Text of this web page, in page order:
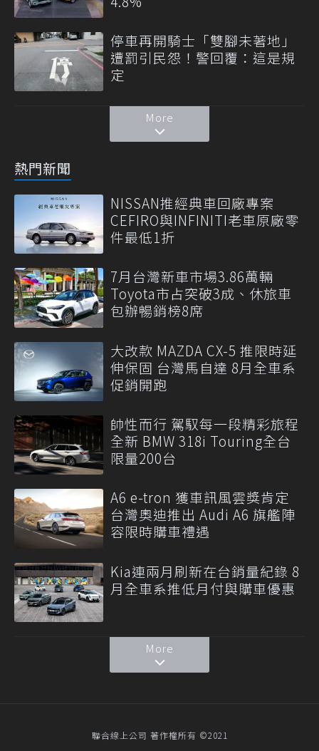
停車再開騎士「雙腳未著地」
遭罰引民怨！警回覆：這是規
定
More
熱門新聞
NISSAN推經典車回廠專案
CEFIRO與INFINITI老車原廠零
件最低1折
7月台灣新車市場3.86萬輛
Toyota市占突破3成、休旅車
包辦暢銷榜8席
大改款 MAZDA CX-5 推限時延
伸保固 台灣馬自達 8月全車系
促銷開跑
帥性而行 駕馭每一段精彩旅程
全新 BMW 318i Touring全台
限量200台
A6 e-tron 獲車訊風雲獎肯定
台灣奧迪推出 Audi A6 旗艦陣
容限時購車禮遇
Kia連兩月刷新在台銷量紀錄 8
月全車系推低月付與購車優惠
More
聯合線上公司 著作權所有 ©2021